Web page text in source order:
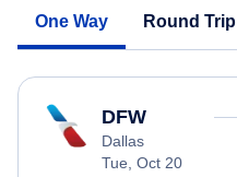
One Way Round Trip
DFW
Dallas
Tue, Oct 20